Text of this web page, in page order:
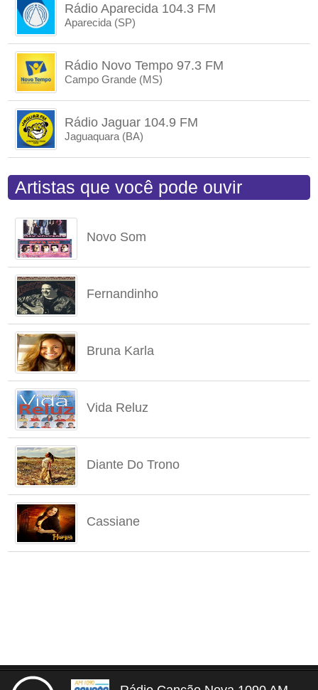
Rádio Aparecida 104.3 FM
Aparecida (SP)
Rádio Novo Tempo 97.3 FM
Campo Grande (MS)
Rádio Jaguar 104.9 FM
Jaguaquara (BA)
Artistas que você pode ouvir
Novo Som
Fernandinho
Bruna Karla
Vida Reluz
Diante Do Trono
Cassiane